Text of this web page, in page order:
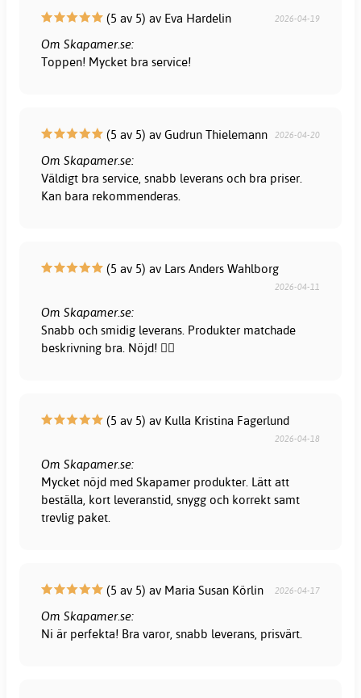
(5 av 5) av Eva Hardelin 2026-04-19
Om Skapamer.se:
Toppen! Mycket bra service!
(5 av 5) av Gudrun Thielemann 2026-04-20
Om Skapamer.se:
Väldigt bra service, snabb leverans och bra priser.
Kan bara rekommenderas.
(5 av 5) av Lars Anders Wahlborg
2026-04-11
Om Skapamer.se:
Snabb och smidig leverans. Produkter matchade
beskrivning bra. Nöjd! 👍🏻
(5 av 5) av Kulla Kristina Fagerlund
2026-04-18
Om Skapamer.se:
Mycket nöjd med Skapamer produkter. Lätt att
beställa, kort leveranstid, snygg och korrekt samt
trevlig paket.
(5 av 5) av Maria Susan Körlin 2026-04-17
Om Skapamer.se:
Ni är perfekta! Bra varor, snabb leverans, prisvärt.